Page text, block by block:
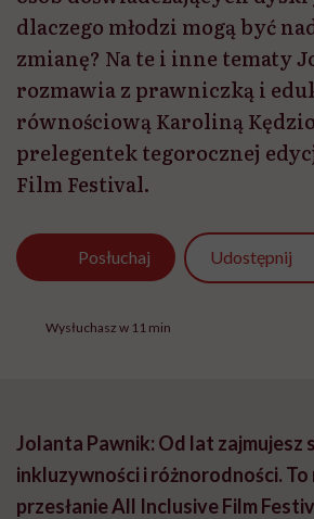
dlaczego młodzi mogą być
zmianę? Na te i inne tematy
rozmawia z prawniczką i
równościową Karoliną
prelegentek tegorocznej
Film Festival.
Posłuchaj Udostępnij
Wysłuchasz w 11 min
Jolanta Pawnik: Od lat zajmujesz
inkluzywności i różnorodności. To
przesłanie All Inclusive Film